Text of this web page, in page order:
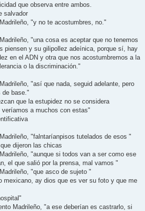
que observa entre ambos.
salvador
"y no te acostumbres, no."
"una cosa es aceptar que no tenemos
piensen y su gilipollez adeínica, porque sí, hay
en el ADN y otra que nos acostumbremos a la
o la discriminación."
"así que nada, seguid adelante, pero
de base."
que la estupidez no se considera
a muchos con estas"
"falntaríanpisos tutelados de esos "
dijeron las chicas
"aunque si todos van a ser como ese
el que salió por la prensa, mal vamos "
"que asco de sujeto "
mexicano, ay dios que es ver su foto y que me
Madrileño, "a ese deberían es castrarlo, si